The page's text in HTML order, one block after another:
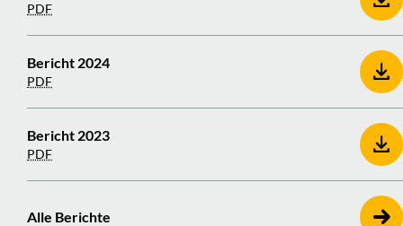
PDF
Bericht 2024
PDF
Bericht 2023
PDF
Alle Berichte